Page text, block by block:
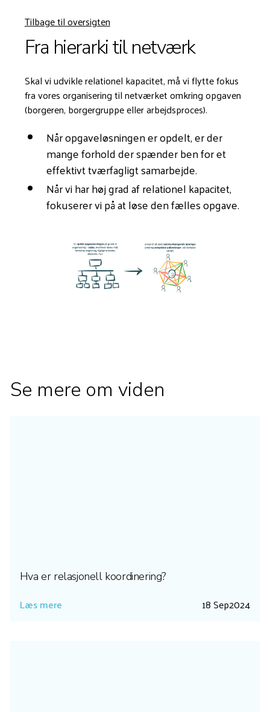
Tilbage til oversigten
Fra hierarki til netværk
Skal vi udvikle relationel kapacitet, må vi flytte fokus
fra vores organisering til netværket omkring opgaven
(borgeren, borgergruppe eller arbejdsproces).
Når opgaveløsningen er opdelt, er der
mange forhold der spænder ben for et
effektivt tværfagligt samarbejde.
Når vi har høj grad af relationel kapacitet,
fokuserer vi på at løse den fælles opgave.
Se mere om viden
Hva er relasjonell koordinering?
Læs mere 18 Sep2024